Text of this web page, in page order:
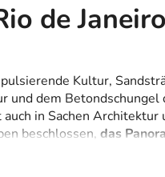
de Janeiro
Kultur,
und dem Betondschungel
in Sachen Architektur
beschlossen, das
in einem